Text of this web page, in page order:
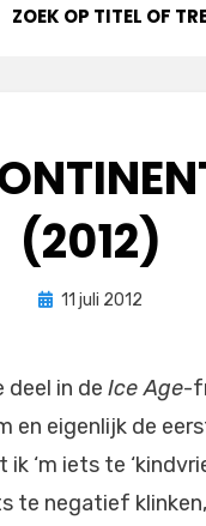
ZOEK OP TITEL OF
(2012)
door Filmofiel.nl
Geplaatst
11 juli 2012
deel in de Ice Age-
en eigenlijk de
ik ‘m iets te
te negatief